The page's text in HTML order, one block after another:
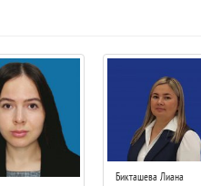
Бикташева Лиана